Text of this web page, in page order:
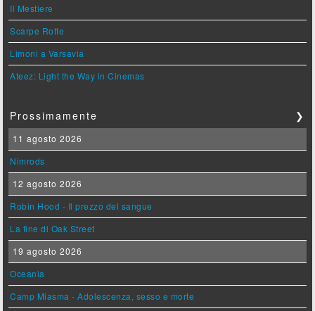
Il Mestiere
Scarpe Rotte
Limoni a Varsavia
Ateez: Light the Way in Cinemas
Prossimamente ❯
11 agosto 2026
Nimrods
12 agosto 2026
Robin Hood - Il prezzo del sangue
La fine di Oak Street
19 agosto 2026
Oceania
Camp Miasma - Adolescenza, sesso e morte